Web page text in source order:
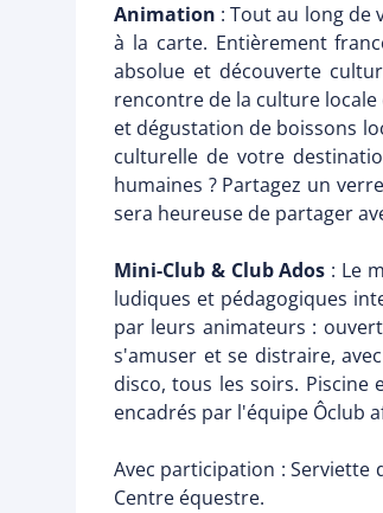
Animation : Tout au long de
à la carte. Entièrement
absolue et découverte
rencontre de la culture
et dégustation de boissons
culturelle de votre
humaines ? Partagez un
sera heureuse de partager
Mini-Club & Club Ados : Le
ludiques et pédagogiques
par leurs animateurs :
s'amuser et se distraire,
disco, tous les soirs. Piscine
encadrés par l'équipe Ôclub
Avec participation : Serviette
Centre équestre.